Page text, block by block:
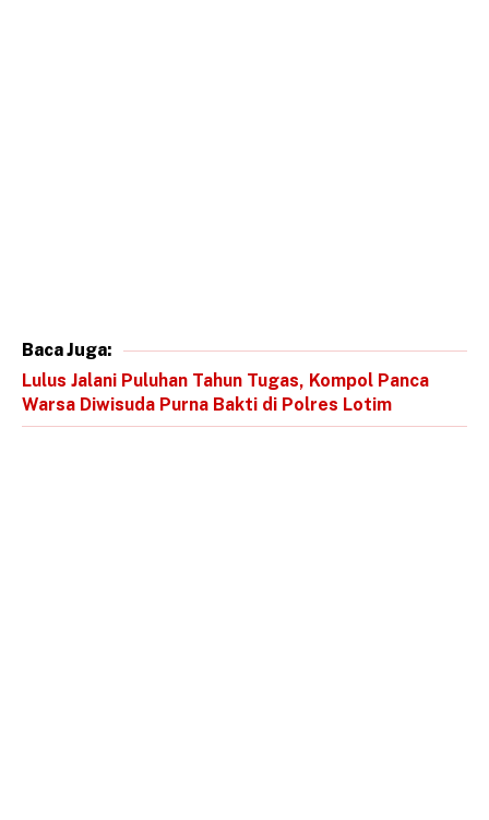
Baca Juga:
Lulus Jalani Puluhan Tahun Tugas, Kompol Panca
Warsa Diwisuda Purna Bakti di Polres Lotim